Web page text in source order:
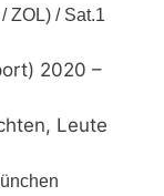
ZOL) / Sat.1
2020 –
Leute